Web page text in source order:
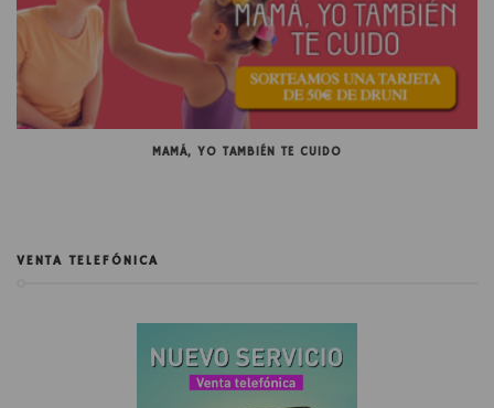
MAMÁ, YO TAMBIÉN TE CUIDO
VENTA TELEFÓNICA